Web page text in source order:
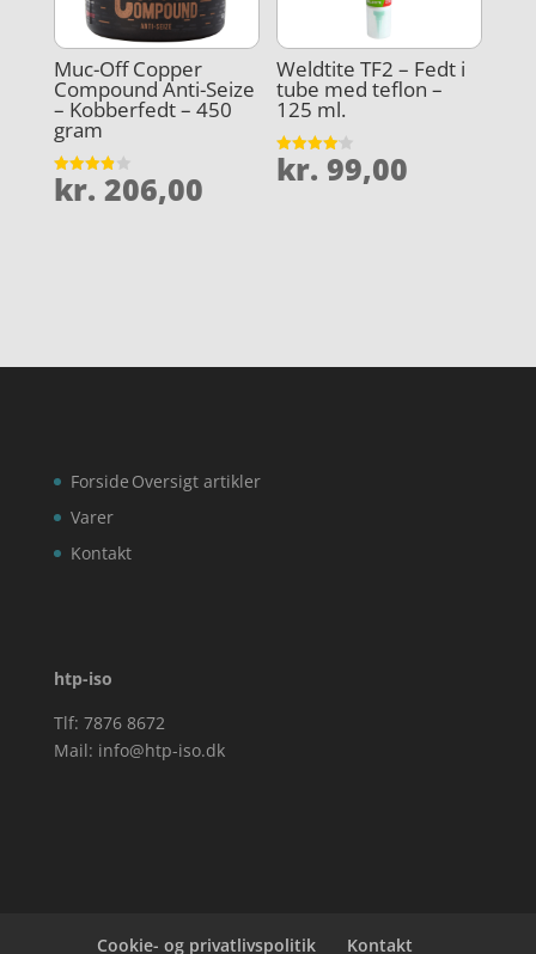
Muc-Off Copper
Compound Anti-Seize
– Kobberfedt – 450
gram
Vurderet
3.9
kr. 206,00
Weldtite TF2 – Fedt i
tube med teflon –
125 ml.
Vurderet
4.1
kr. 99,00
Forside
Varer
Kontakt
Oversigt artikler
htp-iso
Tlf: 7876 8672
Mail: info@htp-iso.dk
Cookie- og privatlivspolitik Kontakt